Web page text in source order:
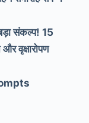
संकल्प! 15
वृक्षारोपण